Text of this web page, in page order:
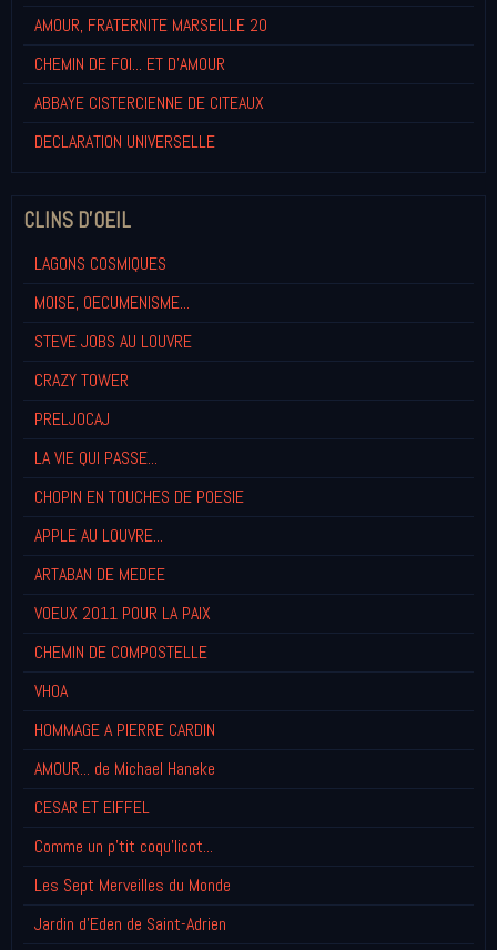
AMOUR, FRATERNITE MARSEILLE 20
CHEMIN DE FOI... ET D'AMOUR
ABBAYE CISTERCIENNE DE CITEAUX
DECLARATION UNIVERSELLE
CLINS D'OEIL
LAGONS COSMIQUES
MOISE, OECUMENISME...
STEVE JOBS AU LOUVRE
CRAZY TOWER
PRELJOCAJ
LA VIE QUI PASSE...
CHOPIN EN TOUCHES DE POESIE
APPLE AU LOUVRE...
ARTABAN DE MEDEE
VOEUX 2011 POUR LA PAIX
CHEMIN DE COMPOSTELLE
VHOA
HOMMAGE A PIERRE CARDIN
AMOUR... de Michael Haneke
CESAR ET EIFFEL
Comme un p'tit coqu'licot...
Les Sept Merveilles du Monde
Jardin d'Eden de Saint-Adrien